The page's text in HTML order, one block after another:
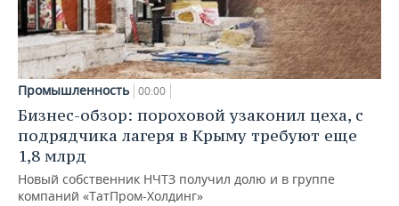
Промышленность 00:00
Бизнес-обзор: пороховой узаконил цеха, с
подрядчика лагеря в Крыму требуют еще
1,8 млрд
Новый собственник НЧТЗ получил долю и в группе
компаний «ТатПром-Холдинг»